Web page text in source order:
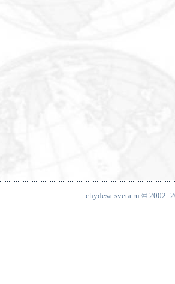
chydesa-sveta.ru ©